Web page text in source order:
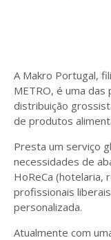
A Makro Portugal,
METRO, é uma das
distribuição
de produtos
Presta um serviço
necessidades de
HoReCa (hotelaria,
profissionais
personalizada.
Atualmente com